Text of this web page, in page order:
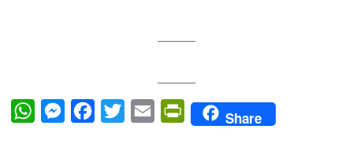
WhatsAppMessengerFacebook
Twitter Email PrintFriendly
Share